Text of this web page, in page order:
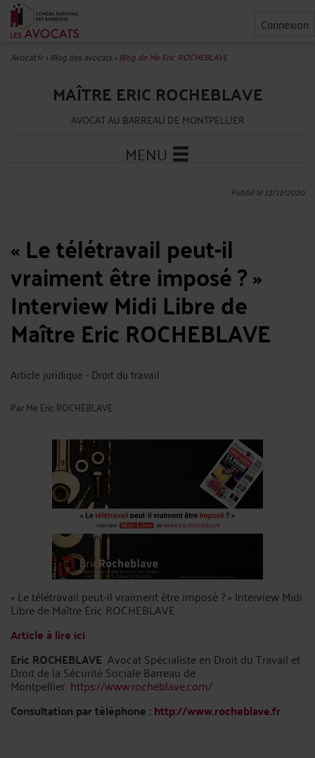
Connexion
Avocat.fr>Blog des avocats>Blog de Me Eric ROCHEBLAVE
MAÎTRE ERIC ROCHEBLAVE
AVOCAT AU BARREAU DE MONTPELLIER
MENU
Publié le 12/11/2020
« Le télétravail peut-il
vraiment être imposé ? » ​
Interview Midi Libre de
Maître Eric ROCHEBLAVE
Article juridique - Droit du travail
ParMe Eric ROCHEBLAVE
« Le télétravail peut-il vraiment être imposé ? » Interview Midi
Libre de Maître Eric ROCHEBLAVE
Article à lire ici
Eric ROCHEBLAVE Avocat Spécialiste en Droit du Travail et
Droit de la Sécurité Sociale Barreau de
Montpellier https://www.rocheblave.com/
Consultation par téléphone : http://www.rocheblave.fr